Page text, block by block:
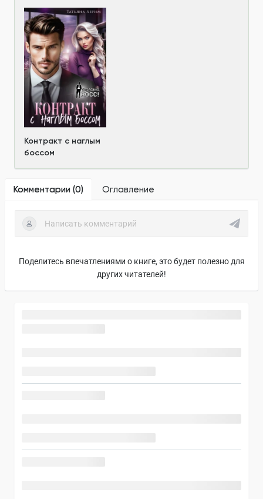
Контракт с наглым
боссом
Комментарии (0) Оглавление
Поделитесь впечатлениями о книге, это будет полезно для
других читателей!